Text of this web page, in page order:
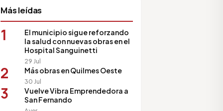
Más leídas
1
El municipio sigue reforzando
la salud con nuevas obras en el
Hospital Sanguinetti
29 Jul
2 Más obras en Quilmes Oeste
30 Jul
3
Vuelve Vibra Emprendedora a
San Fernando